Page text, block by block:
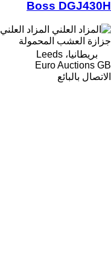
Boss DGJ430H
المزاد العلني
جزازة العشب المحمولة
بريطانيا، Leeds
Euro Auctions GB
الاتصال بالبائع